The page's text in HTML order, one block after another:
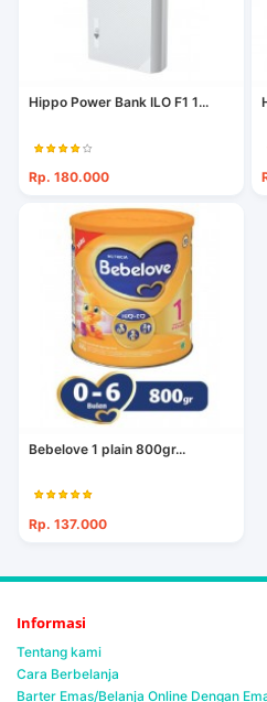
Hippo Power Bank ILO F1 1...
Rp. 180.000
Bebelove 1 plain 800gr...
Rp. 137.000
Informasi
Tentang kami
Cara Berbelanja
Barter Emas/Belanja Online Dengan